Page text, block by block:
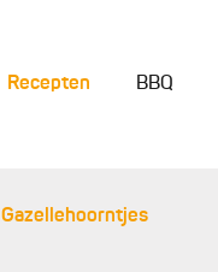
Recepten BBQ
Gazellehoorntjes